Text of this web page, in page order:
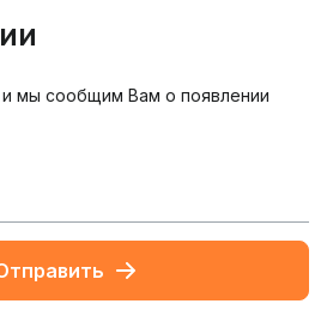
и мы сообщим Вам о появлении